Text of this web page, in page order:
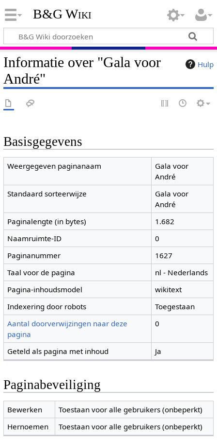
B&G Wiki
Hulp
Informatie over "Gala voor
André"
Basisgegevens
Weergegeven paginanaam
Gala voor
André
Standaard sorteerwijze
Gala voor
André
Paginalengte (in bytes)
1.682
Naamruimte-ID
0
Paginanummer
1627
Taal voor de pagina
nl - Nederlands
Pagina-inhoudsmodel
wikitext
Indexering door robots
Toegestaan
Aantal doorverwijzingen naar deze
pagina
0
Geteld als pagina met inhoud Ja
Paginabeveiliging
Bewerken
Toestaan voor alle gebruikers (onbeperkt)
Hernoemen
Toestaan voor alle gebruikers (onbeperkt)